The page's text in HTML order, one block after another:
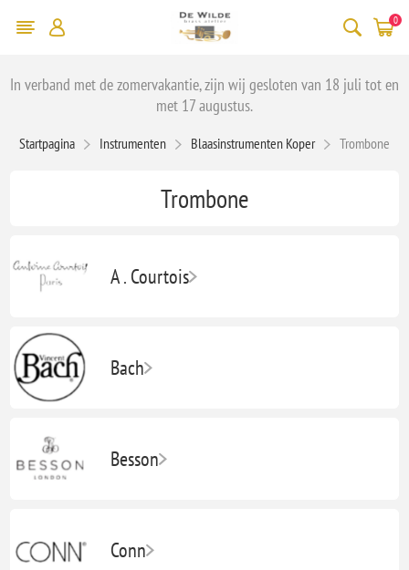
0
In verband met de zomervakantie, zijn wij gesloten van 18 juli tot en
met 17 augustus.
Startpagina Instrumenten Blaasinstrumenten Koper Trombone
Trombone
A . Courtois
Bach
Besson
Conn